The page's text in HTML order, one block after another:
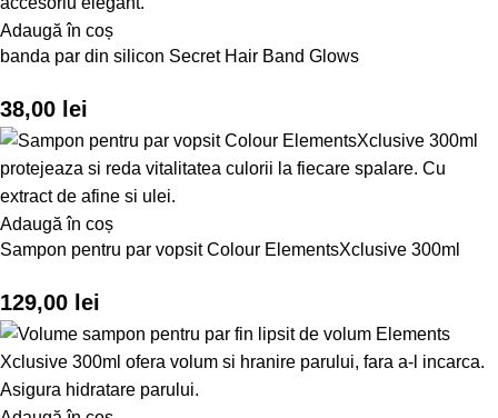
Adaugă în coș
banda par din silicon Secret Hair Band Glows
38,00 lei
Adaugă în coș
Sampon pentru par vopsit Colour ElementsXclusive 300ml
129,00 lei